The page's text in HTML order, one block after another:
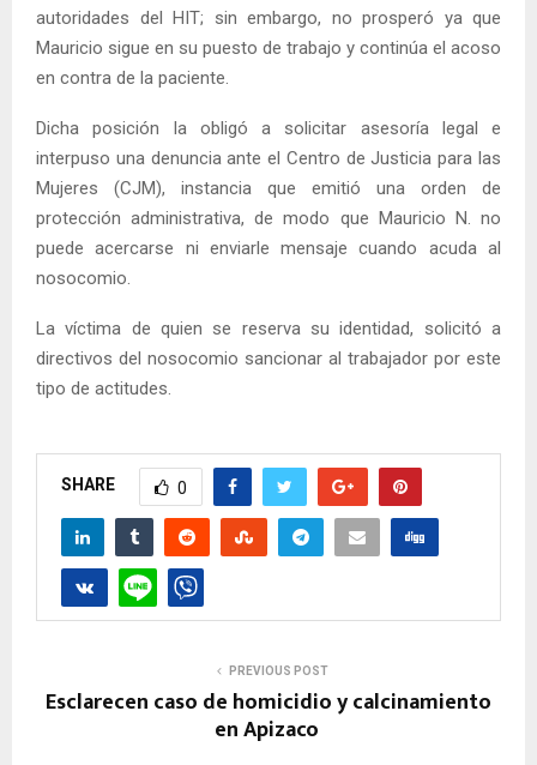
autoridades del HIT; sin embargo, no prosperó ya que
Mauricio sigue en su puesto de trabajo y continúa el acoso
en contra de la paciente.
Dicha posición la obligó a solicitar asesoría legal e
interpuso una denuncia ante el Centro de Justicia para las
Mujeres (CJM), instancia que emitió una orden de
protección administrativa, de modo que Mauricio N. no
puede acercarse ni enviarle mensaje cuando acuda al
nosocomio.
La víctima de quien se reserva su identidad, solicitó a
directivos del nosocomio sancionar al trabajador por este
tipo de actitudes.
SHARE 0
PREVIOUS POST
Esclarecen caso de homicidio y calcinamiento
en Apizaco